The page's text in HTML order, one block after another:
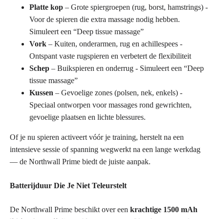
Platte kop – Grote spiergroepen (rug, borst, hamstrings) -
Voor de spieren die extra massage nodig hebben.
Simuleert een “Deep tissue massage”
Vork – Kuiten, onderarmen, rug en achillespees -
Ontspant vaste rugspieren en verbetert de flexibiliteit
Schep – Buikspieren en onderrug - Simuleert een “Deep
tissue massage”
Kussen – Gevoelige zones (polsen, nek, enkels) -
Speciaal ontworpen voor massages rond gewrichten,
gevoelige plaatsen en lichte blessures.
Of je nu spieren activeert vóór je training, herstelt na een
intensieve sessie of spanning wegwerkt na een lange werkdag
— de Northwall Prime biedt de juiste aanpak.
Batterijduur Die Je Niet Teleurstelt
De Northwall Prime beschikt over een krachtige 1500 mAh